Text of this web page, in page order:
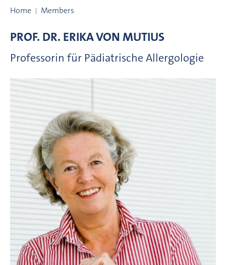
Home Members
PROF. DR. ERIKA VON MUTIUS
Professorin für Pädiatrische Allergologie